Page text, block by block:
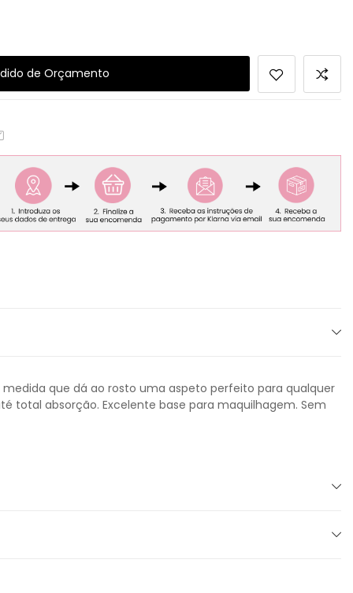
de Orçamento
que dá ao rosto uma aspeto perfeito para qualquer
total absorção. Excelente base para maquilhagem. Sem